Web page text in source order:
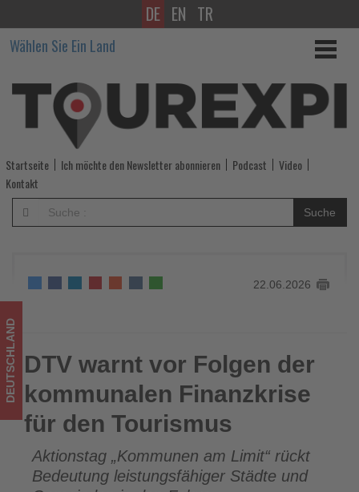
DTV
warnt
vor
Folgen
der
kommunalen
Finanzkrise
den
Tourismus
-
Wissen,
was
im
Tourismus
DE EN TR
Wählen Sie Ein Land
Startseite Ich möchte den Newsletter abonnieren Podcast
Video
Kontakt
Suche
22.06.2026
DTV warnt vor Folgen der kommunalen Finanzkrise für den
Tourismus
DEUTSCHLAND DTV warnt vor Folgen der
kommunalen Finanzkrise
für den Tourismus
Aktionstag „Kommunen am Limit“ rückt
Bedeutung leistungsfähiger Städte und